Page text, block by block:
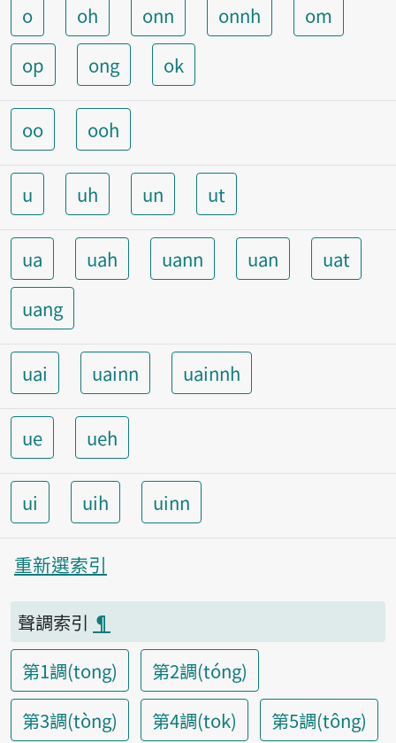
o oh onn onnh
om
op
ong ok
oo ooh
u uh un ut
ua uah uann uan
uat
uang
uai uainn uainnh
ue ueh
ui uih uinn
重新選索引
聲調索引 ¶
第1調(tong)
第2調(tóng)
第3調(tòng)
第4調(tok) 第5調(tông)